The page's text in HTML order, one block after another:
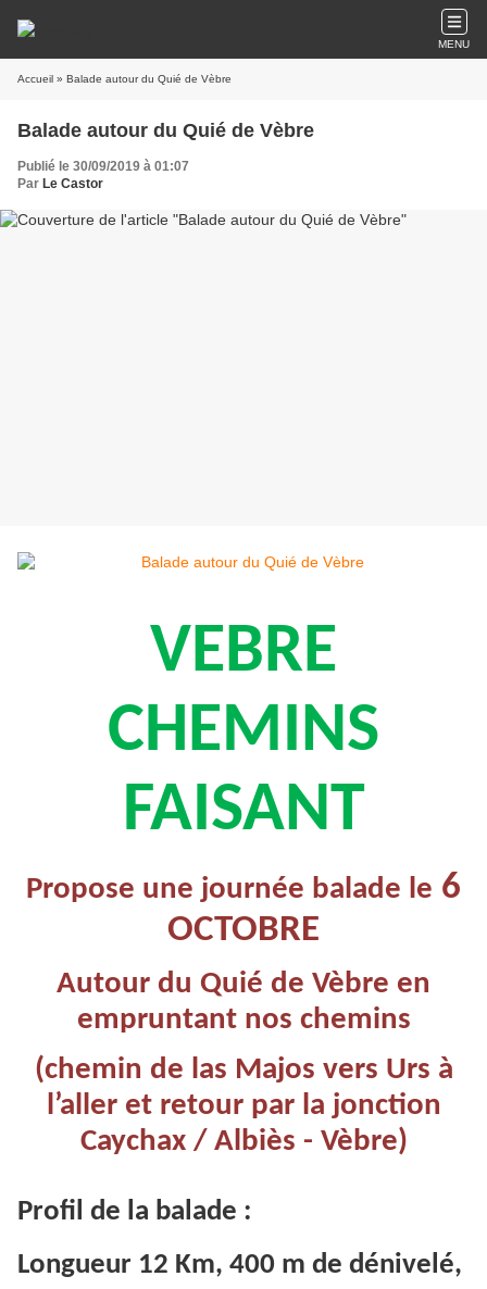
MENU
Accueil » Balade autour du Quié de Vèbre
Balade autour du Quié de Vèbre
Publié le 30/09/2019 à 01:07
Par Le Castor
VEBRE
CHEMINS
FAISANT
Propose une journée balade le 6
OCTOBRE
Autour du Quié de Vèbre en
empruntant nos chemins
(chemin de las Majos vers Urs à
l’aller et retour par la jonction
Caychax / Albiès - Vèbre)
Profil de la balade :
Longueur 12 Km, 400 m de dénivelé,